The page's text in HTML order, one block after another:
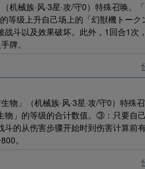
械族·风·3星·攻/守0）特殊召唤。
等级上升自己场上的「幻獣機トーク
斗以及效果破坏。此外，1回合1次
牌。
」（机械族·风·3星·攻/守0）特殊
」的等级的合计数值。③：只要自
的从伤害步骤开始时到伤害计算前
。